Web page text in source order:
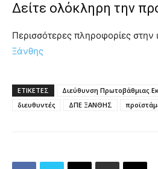
Δείτε ολόκληρη την
Περισσότερες πληροφορίες στην
Ξάνθης
ΕΤΙΚΕΤΕΣ
Διεύθυνση Πρωτοβάθμιας
διευθυντές
ΔΠΕ ΞΑΝΘΗΣ